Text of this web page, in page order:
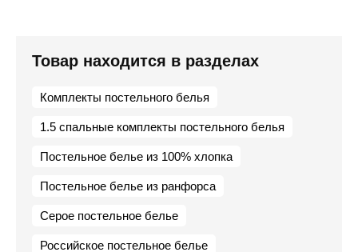
Товар находится в разделах
Комплекты постельного белья
1.5 спальные комплекты постельного белья
Постельное белье из 100% хлопка
Постельное белье из ранфорса
Серое постельное белье
Российское постельное белье